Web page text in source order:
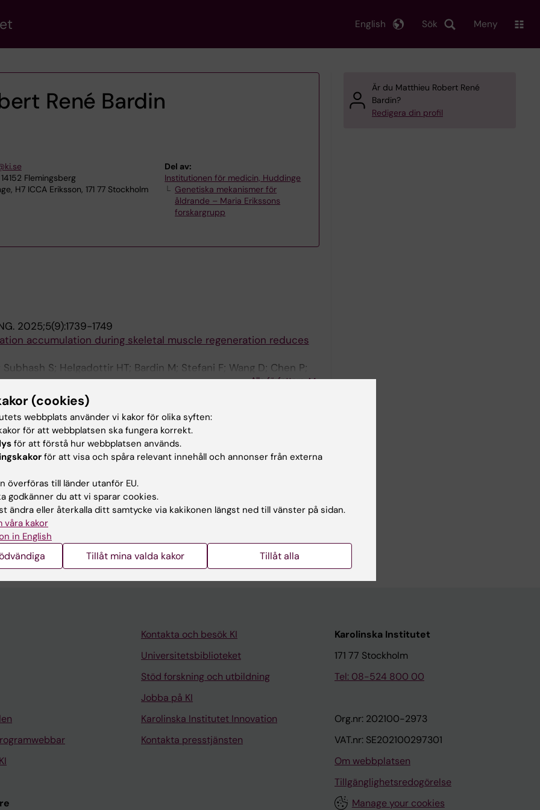
Sök
English Meny
René Bardin
Flemingsberg
H7 ICCA Eriksson, 171 77 Stockholm
Del av:
Institutionen för medicin, Huddinge
Genetiska mekanismer för
åldrande – Maria Erikssons
forskargrupp
2025;5(9):1739-1749
accumulation during skeletal muscle regeneration reduces
S; Helgadottir HT; Bardin M; Stefani F; Wang D; Chen P;
M
Alla författare
IN CARDIOVASCULAR MEDICINE.
plaque in AOC3 knock-out in ApoE-/-mice and
in atherosclerotic human coronary arteries
R; Jahangiri M; Bardin M; Lerognon C; Feve B; Lacolley P;
Alla författare
PHARMACOLOGY.2022;201:115075
axis is expressed in human coronary atherosclerosis and
in apolipoprotein E deficient mice
Lagrange J; Mahdi A; Arnardottir H; Feve B; Regnault V; Lacolley
N; Back M
Alla författare
Är du Matthieu Robert René
Bardin?
Redigera din profil
Kontakta och besök KI
Universitetsbiblioteket
Stöd forskning och utbildning
Jobba på KI
Karolinska Institutet Innovation
Kontakta presstjänsten
Karolinska Institutet
171 77 Stockholm
Tel: 08-524 800 00
Org.nr: 202100-2973
VAT.nr: SE202100297301
Om webbplatsen
Tillgänglighetsredogörelse
Manage your cookies
(cookies)
webbplats använder vi kakor för olika syften:
för att webbplatsen ska fungera korrekt.
för att förstå hur webbplatsen används.
för att visa och spåra relevant innehåll och annonser från externa
överföras till länder utanför EU.
godkänner du att vi sparar cookies.
ändra eller återkalla ditt samtycke via kakikonen längst ned till vänster på sidan.
våra kakor
in English
Tillåt mina valda kakor Tillåt alla